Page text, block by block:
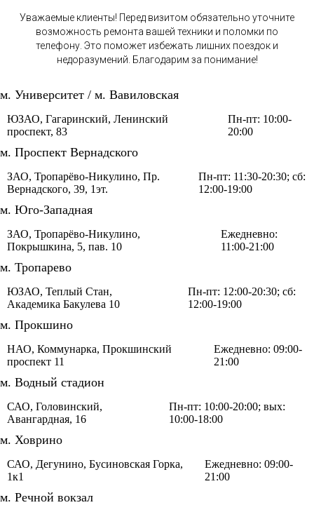
Уважаемые клиенты! Перед визитом обязательно уточните
возможность ремонта вашей техники и поломки по
телефону. Это поможет избежать лишних поездок и
недоразумений. Благодарим за понимание!
м. Университет / м. Вавиловская
ЮЗАО, Гагаринский, Ленинский
проспект, 83
Пн-пт: 10:00-
20:00
м. Проспект Вернадского
ЗАО, Тропарёво-Никулино, Пр.
Вернадского, 39, 1эт.
Пн-пт: 11:30-20:30; сб:
12:00-19:00
м. Юго-Западная
ЗАО, Тропарёво-Никулино,
Покрышкина, 5, пав. 10
Ежедневно:
11:00-21:00
м. Тропарево
ЮЗАО, Теплый Стан,
Академика Бакулева 10
Пн-пт: 12:00-20:30; сб:
12:00-19:00
м. Прокшино
НАО, Коммунарка, Прокшинский
проспект 11
Ежедневно: 09:00-
21:00
м. Водный стадион
САО, Головинский,
Авангардная, 16
Пн-пт: 10:00-20:00; вых:
10:00-18:00
м. Ховрино
САО, Дегунино, Бусиновская Горка,
1к1
Ежедневно: 09:00-
21:00
м. Речной вокзал